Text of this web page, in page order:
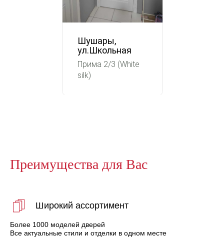
Шушары,
ул.Школьная
Прима 2/3 (White
silk)
Преимущества для Вас
Широкий ассортимент
Более 1000 моделей дверей
Все актуальные стили и отделки в одном месте